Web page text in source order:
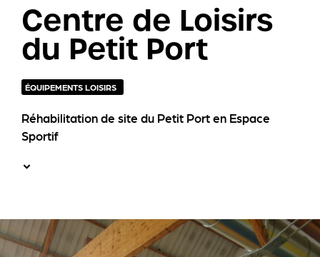
Centre de Loisirs
du Petit Port
ÉQUIPEMENTS LOISIRS
Réhabilitation de site du Petit Port en Espace
Sportif